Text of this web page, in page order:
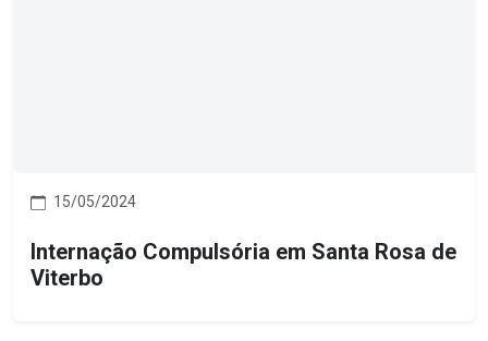
15/05/2024
Internação Compulsória em Santa Rosa de
Viterbo